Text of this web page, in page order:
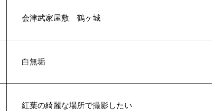
会津武家屋敷 鶴ヶ城
白無垢
紅葉の綺麗な場所で撮影したい